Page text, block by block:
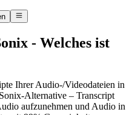
- Welches ist
Ihrer Audio-/Videodateien in
Alternative – Transcript
aufzunehmen und Audio in